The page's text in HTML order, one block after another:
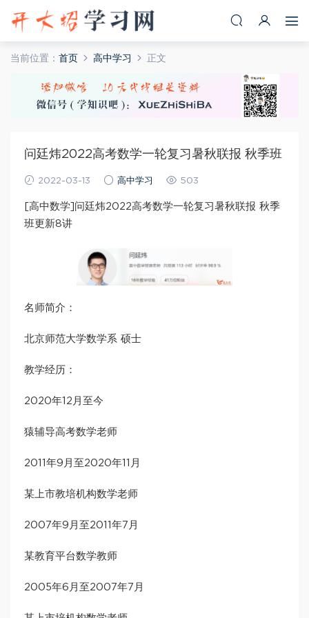
当前位置： 首页 高中学习 正文
问廷炜2022高考数学一轮复习暑秋联报 秋季班
2022-03-13 高中学习 503
[高中数学]问廷炜2022高考数学一轮复习暑秋联报 秋季
班更新8讲
名师简介：
北京师范大学数学系 硕士
教学经历：
2020年12月至今
猿辅导高考数学老师
2011年9月至2020年11月
某上市教培机构数学老师
2007年9月至2011年7月
某教育平台数学教师
2005年6月至2007年7月